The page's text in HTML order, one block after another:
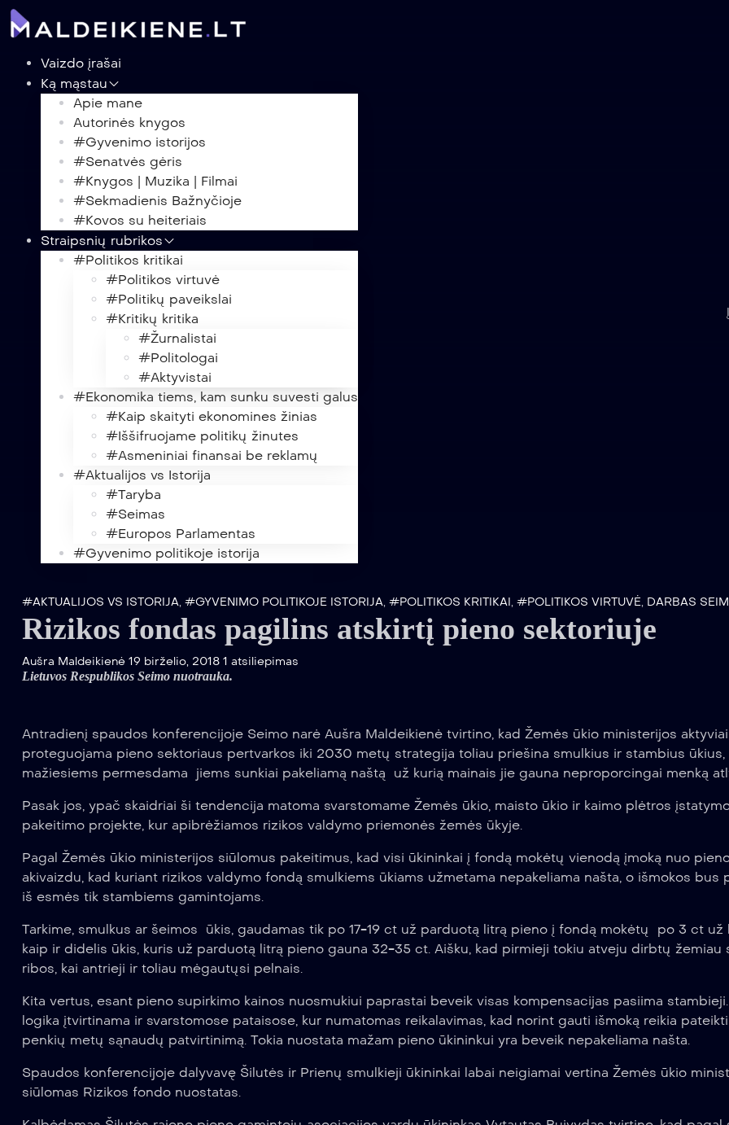
Vaizdo įrašai
Ką mąstau
Apie mane
Autorinės knygos
#Gyvenimo istorijos
#Senatvės gėris
#Knygos | Muzika | Filmai
#Sekmadienis Bažnyčioje
#Kovos su heiteriais
Straipsnių rubrikos
#Politikos kritikai
#Politikos virtuvė
#Politikų paveikslai
#Kritikų kritika
#Žurnalistai
#Politologai
#Aktyvistai
#Ekonomika tiems, kam sunku suvesti galus
#Kaip skaityti ekonomines žinias
#Iššifruojame politikų žinutes
#Asmeniniai finansai be reklamų
#Aktualijos vs Istorija
#Taryba
#Seimas
#Europos Parlamentas
#Gyvenimo politikoje istorija
#AKTUALIJOS VS ISTORIJA, #GYVENIMO POLITIKOJE ISTORIJA, #POLITIKOS KRITIKAI, #POLITIKOS VIRTUVĖ, DARBAS
Rizikos fondas pagilins atskirtį pieno sektoriuje
Aušra Maldeikienė 19 birželio, 2018 1 atsiliepimas
Lietuvos Respublikos Seimo nuotrauka.
Antradienį spaudos konferencijoje Seimo narė Aušra Maldeikienė tvirtino, kad Žemės ūkio ministerijos aktyviai
proteguojama pieno sektoriaus pertvarkos iki 2030 metų strategija toliau priešina smulkius ir stambius ūkius,
mažiesiems permesdama jiems sunkiai pakeliamą naštą už kurią mainais jie gauna neproporcingai menką
Pasak jos, ypač skaidriai ši tendencija matoma svarstomame Žemės ūkio, maisto ūkio ir kaimo plėtros
pakeitimo projekte, kur apibrėžiamos rizikos valdymo priemonės žemės ūkyje.
Pagal Žemės ūkio ministerijos siūlomus pakeitimus, kad visi ūkininkai į fondą mokėtų vienodą įmoką nuo
akivaizdu, kad kuriant rizikos valdymo fondą smulkiems ūkiams užmetama nepakeliama našta, o išmokos bus
iš esmės tik stambiems gamintojams.
Tarkime, smulkus ar šeimos ūkis, gaudamas tik po 17-19 ct už parduotą litrą pieno į fondą mokėtų po 3 ct už
kaip ir didelis ūkis, kuris už parduotą litrą pieno gauna 32-35 ct. Aišku, kad pirmieji tokiu atveju dirbtų žemiau
ribos, kai antrieji ir toliau mėgautųsi pelnais.
Kita vertus, esant pieno supirkimo kainos nuosmukiui paprastai beveik visas kompensacijas pasiima stambieji.
logika įtvirtinama ir svarstomose pataisose, kur numatomas reikalavimas, kad norint gauti išmoką reikia
penkių metų sąnaudų patvirtinimą. Tokia nuostata mažam pieno ūkininkui yra beveik nepakeliama našta.
Spaudos konferencijoje dalyvavę Šilutės ir Prienų smulkieji ūkininkai labai neigiamai vertina Žemės ūkio
siūlomas Rizikos fondo nuostatas.